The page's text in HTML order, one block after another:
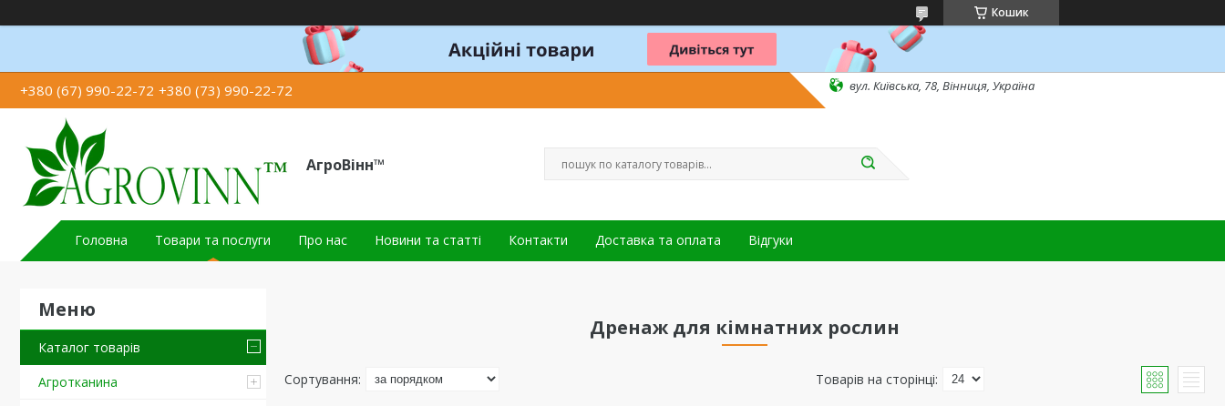
Кошик
+380 (67) 990-22-72 +380 (73) 990-22-72 вул. Київська, 78, Вінниця, Україна
АгроВінн™
Головна Товари та послуги Про нас Новини та статті Контакти Доставка та оплата Відгуки
Каталог товарів
Агротканина
Дренаж для кімнатних рослин